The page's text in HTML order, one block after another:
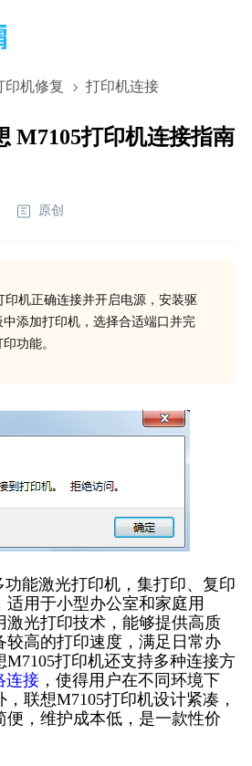
印机修复 打印机连接
M7105打印机连接指南
原创
印机正确连接并开启电源，安装驱
添加打印机，选择合适端口并完
功能。
功能激光打印机，集打印、复印
用于小型办公室和家庭用
激光打印技术，能够提供高质
较高的打印速度，满足日常办
打印机还支持多种连接方
连接，使得用户在不同环境下
联想M7105打印机设计紧凑，
便，维护成本低，是一款性价